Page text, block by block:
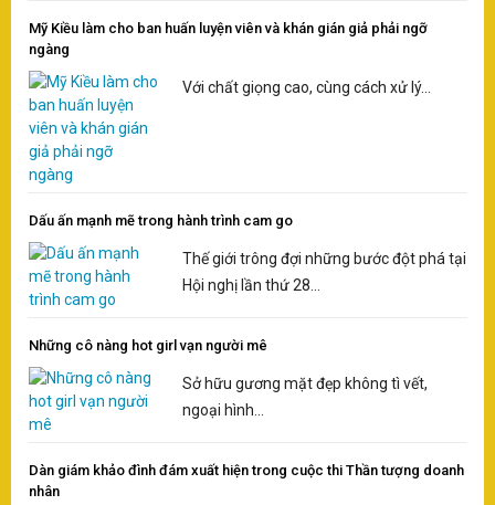
Mỹ Kiều làm cho ban huấn luyện viên và khán gián giả phải ngỡ
ngàng
Với chất giọng cao, cùng cách xử lý...
Dấu ấn mạnh mẽ trong hành trình cam go
Thế giới trông đợi những bước đột phá tại
Hội nghị lần thứ 28...
Những cô nàng hot girl vạn người mê
Sở hữu gương mặt đẹp không tì vết,
ngoại hình...
Dàn giám khảo đình đám xuất hiện trong cuộc thi Thần tượng doanh
nhân